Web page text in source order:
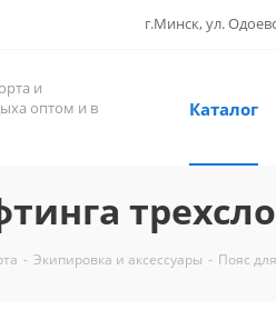
г.Минск, ул.
и
оптом и в
Каталог
- Экипировка и аксессуары - Пояс